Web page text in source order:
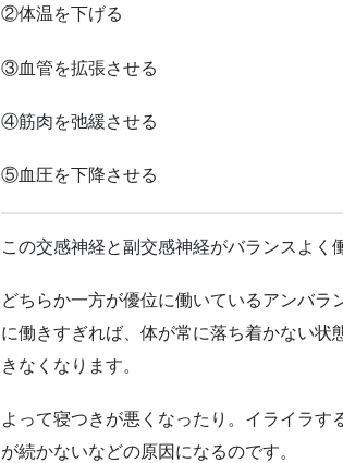
②体温を下げる
③血管を拡張させる
④筋肉を弛緩させる
⑤血圧を下降させる
この交感神経と副交感神経がバランスよく
どちらか一方が優位に働いているアンバラ
に働きすぎれば、体が常に落ち着かない状
きなくなります。
よって寝つきが悪くなったり。イライラ
が続かないなどの原因になるのです。